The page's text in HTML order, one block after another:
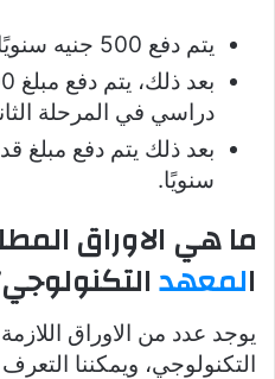
يتم دفع 500 جنيه سنويًا في المرحلة الأولى.
دراسي في المرحلة
سنويًا.
ما هي الاوراق
المعهد
يوجد عدد من الاوراق
التكنولوجي، ويمكننا